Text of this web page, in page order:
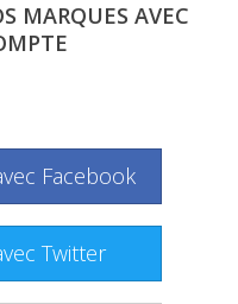
MARQUES AVEC
Facebook
Twitter